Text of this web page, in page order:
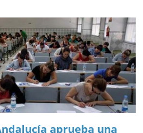
aprueba una